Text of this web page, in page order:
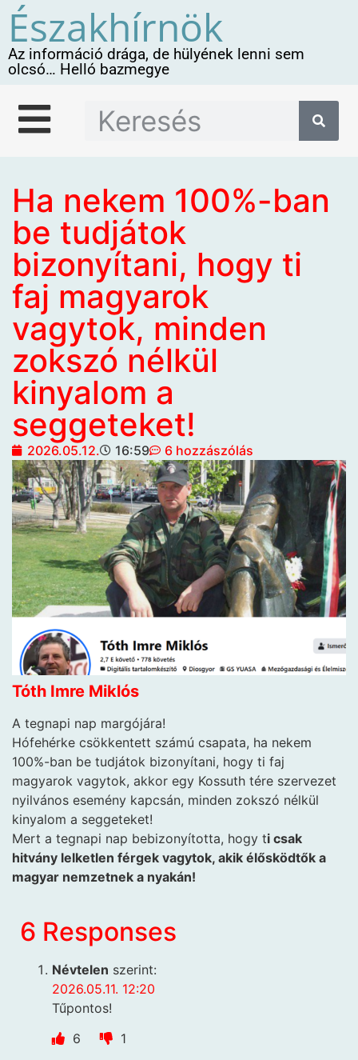
Északhírnök
Az információ drága, de hülyének lenni sem
olcsó… Helló bazmegye
Ha nekem 100%-ban
be tudjátok
bizonyítani, hogy ti
faj magyarok
vagytok, minden
zokszó nélkül
kinyalom a
seggeteket!
2026.05.12. 16:59 6 hozzászólás
Tóth Imre Miklós
A tegnapi nap margójára!
Hófehérke csökkentett számú csapata, ha nekem
100%-ban be tudjátok bizonyítani, hogy ti faj
magyarok vagytok, akkor egy Kossuth tére szervezet
nyilvános esemény kapcsán, minden zokszó nélkül
kinyalom a seggeteket!
Mert a tegnapi nap bebizonyította, hogy ti csak
hitvány lelketlen férgek vagytok, akik élősködtők a
magyar nemzetnek a nyakán!
6 Responses
Névtelen szerint:
2026.05.11. 12:20
Tűpontos!
6
1